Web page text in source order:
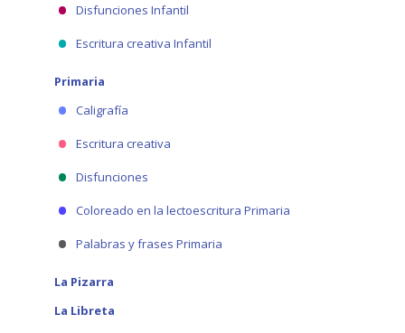
Disfunciones Infantil
Escritura creativa Infantil
Primaria
Caligrafía
Escritura creativa
Disfunciones
Coloreado en la lectoescritura Primaria
Palabras y frases Primaria
La Pizarra
La Libreta